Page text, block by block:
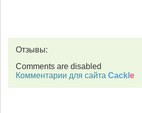
Отзывы:
Comments are disabled
Комментарии для сайта Cackl e